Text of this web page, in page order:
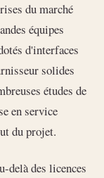
du marché
équipes
d'interfaces
solides
études de
en service
du projet.
delà des licences